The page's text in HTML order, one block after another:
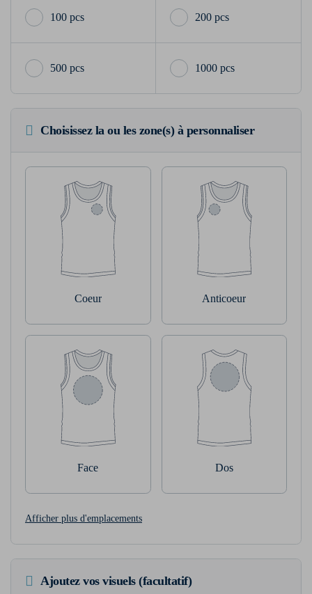
100 pcs 200 pcs
500 pcs 1000 pcs
Choisissez la ou les zone(s) à personnaliser
Coeur Anticoeur
Face Dos
Afficher plus d'emplacements
Ajoutez vos visuels (facultatif)